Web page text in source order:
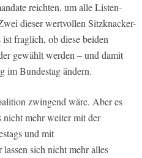
reichten, um alle Listen-
dieser wertvollen Sitzknacker-
fraglich, ob diese beiden
gewählt werden – und damit
im Bundestag ändern.
zwingend wäre. Aber es
nicht mehr weiter mit der
und mit
sich nicht mehr alles